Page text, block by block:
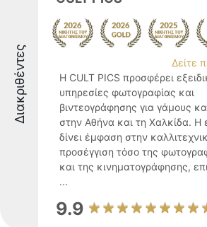
Διακριθέντες
Δείτε
Η CULT PICS προσφέρει
υπηρεσίες φωτογραφίας και
βιντεογράφησης για γάμους
στην Αθήνα και τη Χαλκίδα. Η
δίνει έμφαση στην
προσέγγιση τόσο της
και της κινηματογράφησης,
...
9.9